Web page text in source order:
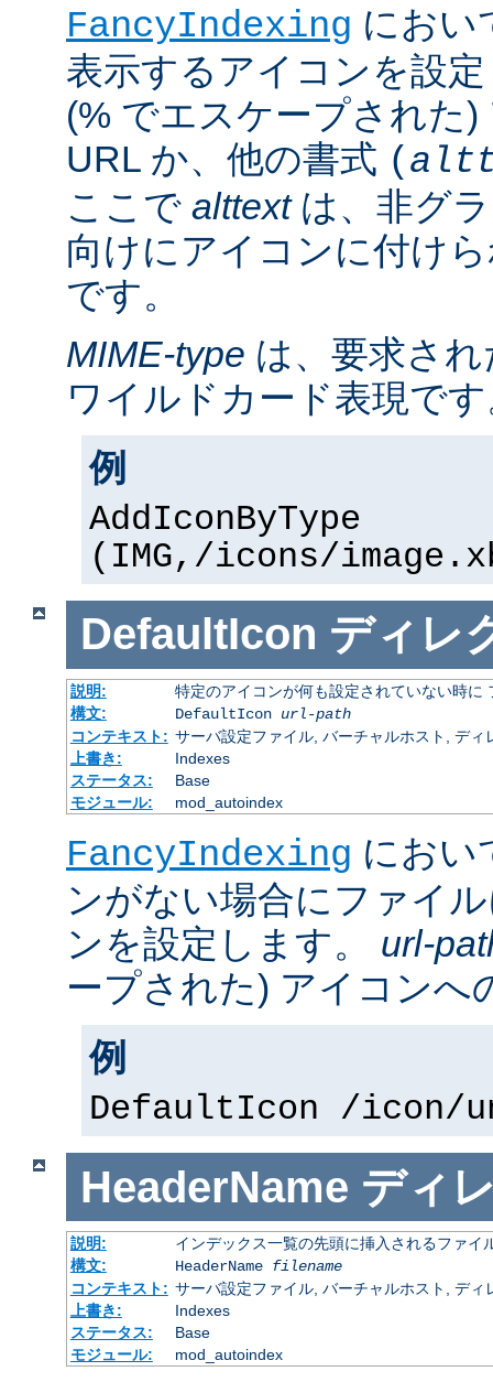
FancyIndexing におい
表示するアイコンを設
(% でエスケープされた
URL か、他の書式 (
ここで alttextは、非グ
向けにアイコンに付け
です。
MIME-type は、要求さ
ワイルドカード表現で
例
AddIconByType
(IMG,/icons/
DefaultIcon ディレ
説明:
特定のアイコンが何も設定されていない時に
構文:
DefaultIcon url-path
コンテキスト: サーバ設定ファイル, バーチャルホスト, ディ
上書き:
Indexes
ステータス:
Base
モジュール:
mod_autoindex
FancyIndexing におい
ンがない場合にファイ
ンを設定します。 url-
ープされた) アイコンへ
例
DefaultIcon /icon/
HeaderName ディ
説明:
インデックス一覧の先頭に挿入されるファイ
構文:
HeaderName filename
コンテキスト: サーバ設定ファイル, バーチャルホスト, ディ
上書き:
Indexes
ステータス:
Base
モジュール:
mod_autoindex